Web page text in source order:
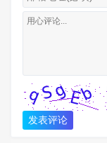
发表评论